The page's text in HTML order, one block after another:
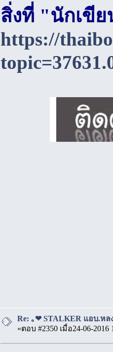
สิ่งที่ "นักเขี
https://
Re: ｡❤ STALKER แอบ.หล
«ตอบ #2350 เมื่อ24-06-2016